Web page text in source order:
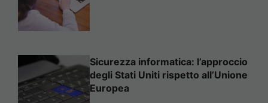
Sicurezza informatica: l’approccio
degli Stati Uniti rispetto all’Unione
Europea